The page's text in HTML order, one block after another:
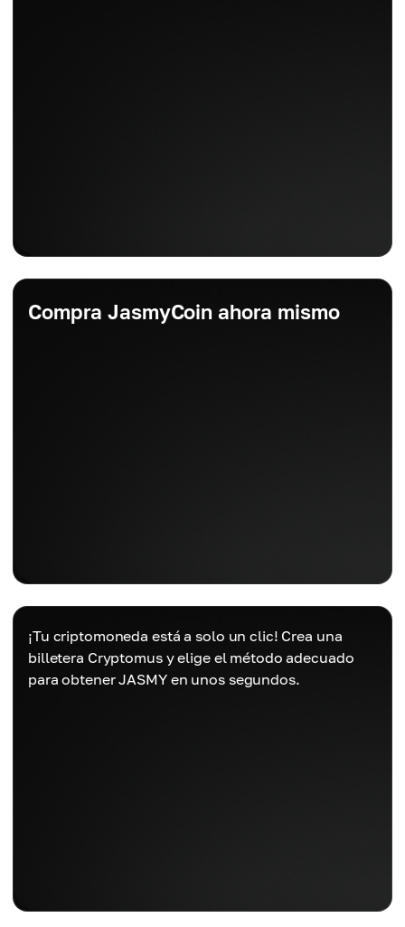
Compra JasmyCoin ahora mismo
¡Tu criptomoneda está a solo un clic! Crea una
billetera Cryptomus y elige el método adecuado
para obtener JASMY en unos segundos.